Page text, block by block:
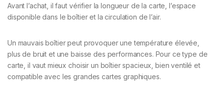
Avant l’achat, il faut vérifier la longueur de la carte, l’espace
disponible dans le boîtier et la circulation de l’air.
Un mauvais boîtier peut provoquer une température élevée,
plus de bruit et une baisse des performances. Pour ce type de
carte, il vaut mieux choisir un boîtier spacieux, bien ventilé et
compatible avec les grandes cartes graphiques.